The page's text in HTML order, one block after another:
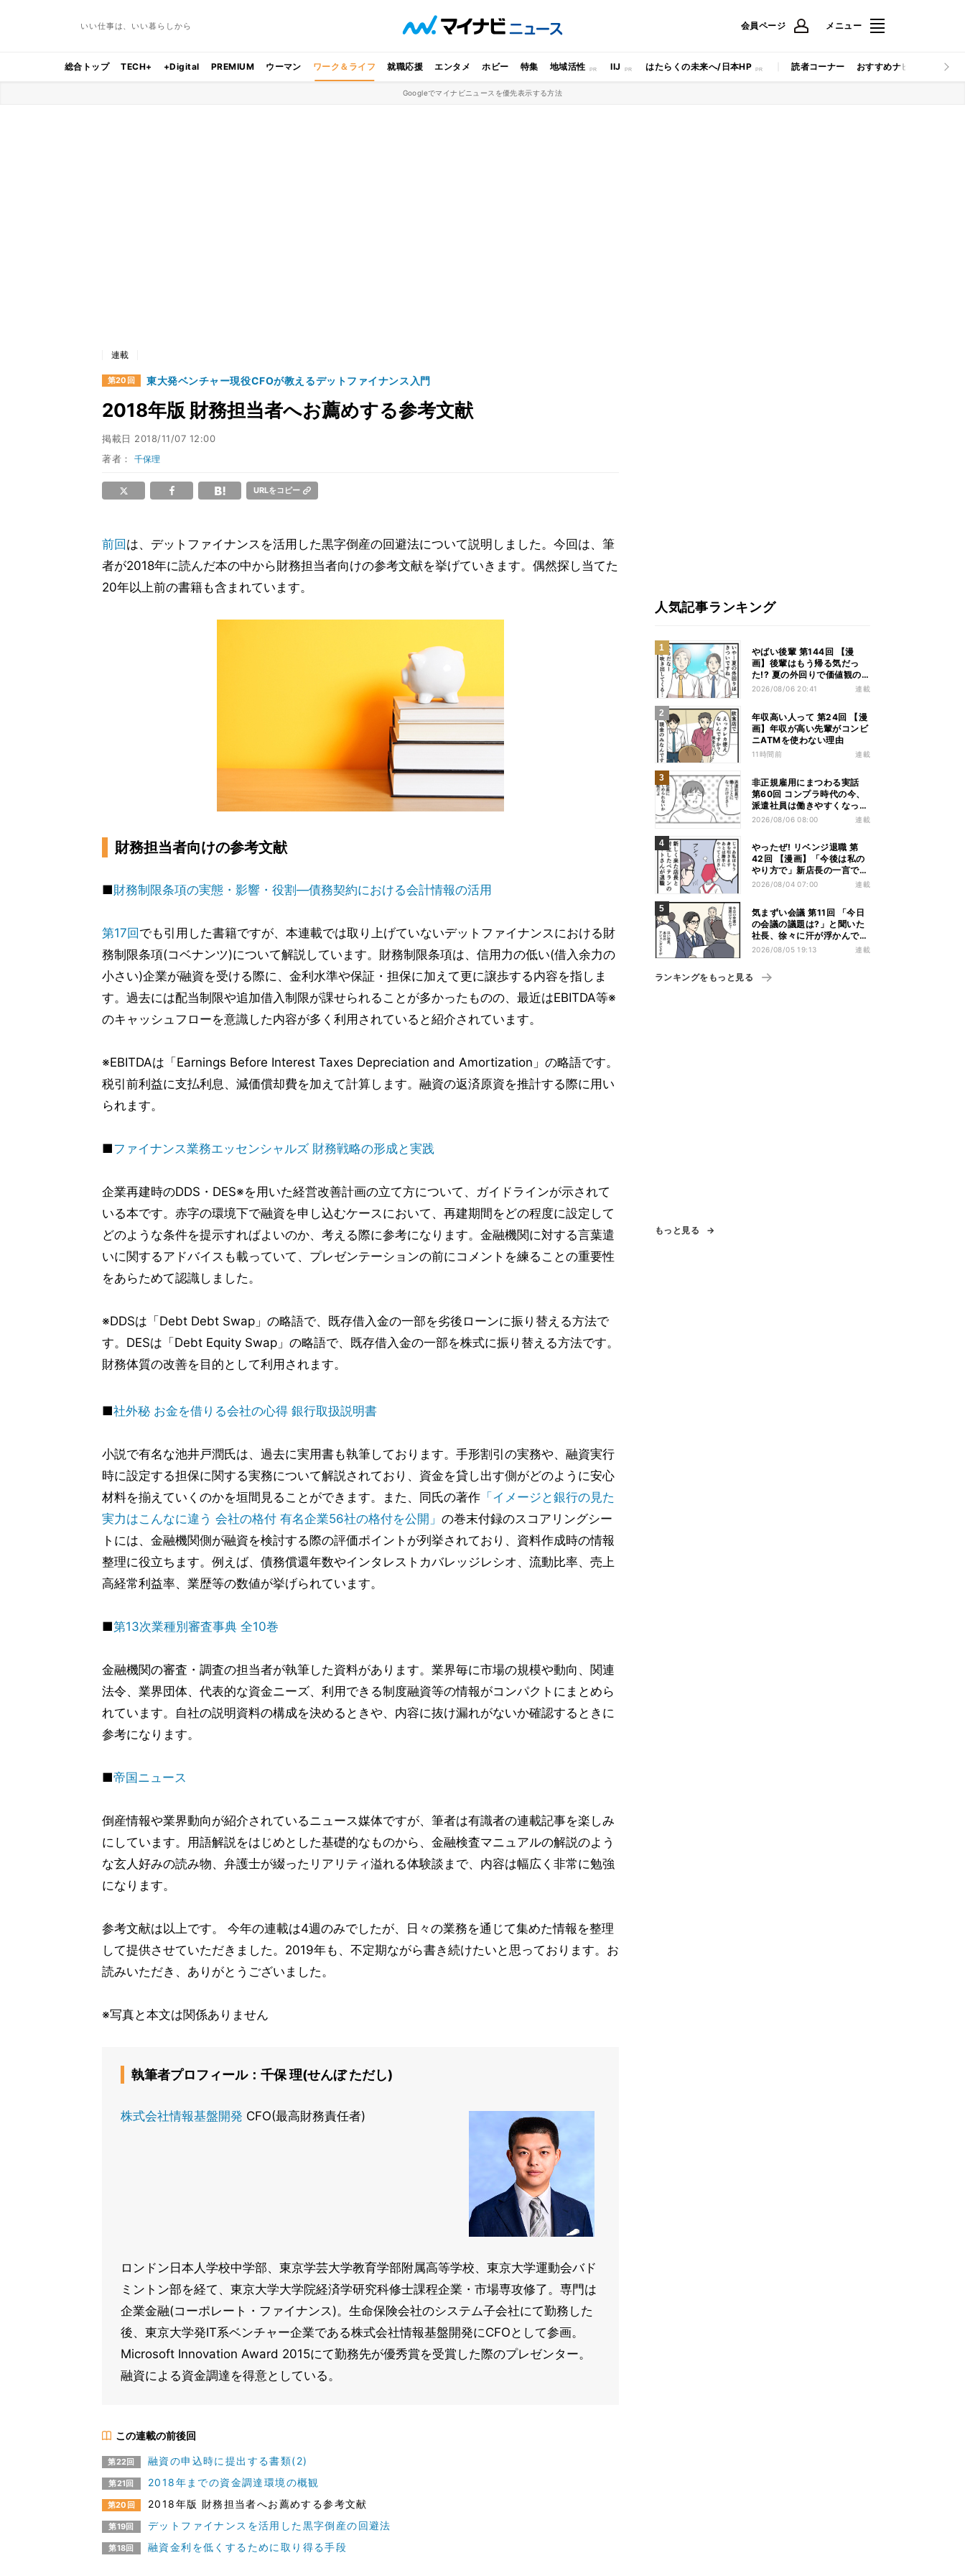
いい仕事は、いい暮らしから 会員ページ メニュー
総合トップ TECH+ +Digital PREMIUM ウーマン ワーク＆ライフ 就職応援 エンタメ ホビー 特集 地域活性 IIJ はたらくの未来へ/日本HP 読者コーナー おすすめナビ マイナビ
Googleでマイナビニュースを優先表示する方法
連載
第20回 東大発ベンチャー現役CFOが教えるデットファイナンス入門
2018年版 財務担当者へお薦めする参考文献
掲載日 2018/11/07 12:00
著者：千保理
URLをコピー
前回 は、デットファイナンスを活用した黒字倒産の回避法について説明しました。今回は、筆
者が2018年に読んだ本の中から財務担当者向けの参考文献を挙げていきます。偶然探し当てた
20年以上前の書籍も含まれています。
財務担当者向けの参考文献
■財務制限条項の実態・影響・役割―債務契約における会計情報の活用
第17回 でも引用した書籍ですが、本連載では取り上げていないデットファイナンスにおける財
務制限条項(コベナンツ)について解説しています。財務制限条項は、信用力の低い(借入余力の
小さい)企業が融資を受ける際に、金利水準や保証・担保に加えて更に譲歩する内容を指しま
す。過去には配当制限や追加借入制限が課せられることが多かったものの、最近はEBITDA等※
のキャッシュフローを意識した内容が多く利用されていると紹介されています。
※EBITDAは「Earnings Before Interest Taxes Depreciation and Amortization」の略語です。
税引前利益に支払利息、減価償却費を加えて計算します。融資の返済原資を推計する際に用い
られます。
■ファイナンス業務エッセンシャルズ 財務戦略の形成と実践
企業再建時のDDS・DES※を用いた経営改善計画の立て方について、ガイドラインが示されて
いる本です。赤字の環境下で融資を申し込むケースにおいて、再建期間をどの程度に設定して
どのような条件を提示すればよいのか、考える際に参考になります。金融機関に対する言葉遣
いに関するアドバイスも載っていて、プレゼンテーションの前にコメントを練ることの重要性
をあらためて認識しました。
※DDSは「Debt Debt Swap」の略語で、既存借入金の一部を劣後ローンに振り替える方法で
す。DESは「Debt Equity Swap」の略語で、既存借入金の一部を株式に振り替える方法です。
財務体質の改善を目的として利用されます。
■社外秘 お金を借りる会社の心得 銀行取扱説明書
小説で有名な池井戸潤氏は、過去に実用書も執筆しております。手形割引の実務や、融資実行
時に設定する担保に関する実務について解説されており、資金を貸し出す側がどのように安心
材料を揃えていくのかを垣間見ることができます。また、同氏の著作 「イメージと銀行の見た
実力はこんなに違う 会社の格付 有名企業56社の格付を公開」 の巻末付録のスコアリングシー
トには、金融機関側が融資を検討する際の評価ポイントが列挙されており、資料作成時の情報
整理に役立ちます。例えば、債務償還年数やインタレストカバレッジレシオ、流動比率、売上
高経常利益率、業歴等の数値が挙げられています。
■第13次業種別審査事典 全10巻
金融機関の審査・調査の担当者が執筆した資料があります。業界毎に市場の規模や動向、関連
法令、業界団体、代表的な資金ニーズ、利用できる制度融資等の情報がコンパクトにまとめら
れています。自社の説明資料の構成を決めるときや、内容に抜け漏れがないか確認するときに
参考になります。
■帝国ニュース
倒産情報や業界動向が紹介されているニュース媒体ですが、筆者は有識者の連載記事を楽しみ
にしています。用語解説をはじめとした基礎的なものから、金融検査マニュアルの解説のよう
な玄人好みの読み物、弁護士が綴ったリアリティ溢れる体験談まで、内容は幅広く非常に勉強
になります。
参考文献は以上です。 今年の連載は4週のみでしたが、日々の業務を通じて集めた情報を整理
して提供させていただきました。2019年も、不定期ながら書き続けたいと思っております。お
読みいただき、ありがとうございました。
※写真と本文は関係ありません
執筆者プロフィール：千保 理(せんぼ ただし)
株式会社情報基盤開発 CFO(最高財務責任者)
ロンドン日本人学校中学部、東京学芸大学教育学部附属高等学校、東京大学運動会バド
ミントン部を経て、東京大学大学院経済学研究科修士課程企業・市場専攻修了。専門は
企業金融(コーポレート・ファイナンス)。生命保険会社のシステム子会社にて勤務した
後、東京大学発IT系ベンチャー企業である株式会社情報基盤開発にCFOとして参画。
Microsoft Innovation Award 2015にて勤務先が優秀賞を受賞した際のプレゼンター。
融資による資金調達を得意としている。
この連載の前後回
第22回 融資の申込時に提出する書類(2)
第21回 2018年までの資金調達環境の概観
第20回 2018年版 財務担当者へお薦めする参考文献
第19回 デットファイナンスを活用した黒字倒産の回避法
第18回 融資金利を低くするために取り得る手段
人気記事ランキング
やばい後輩 第144回 【漫
画】後輩はもう帰る気だっ
た!? 夏の外回りで価値観の
違いを実感
2026/08/06 20:41 連載
年収高い人って 第24回 【漫
画】年収が高い先輩がコンビ
ニATMを使わない理由
11時間前 連載
非正規雇用にまつわる実話
第60回 コンプラ時代の今、
派遣社員は働きやすくなっ
た?
2026/08/06 08:00 連載
やったぜ! リベンジ退職 第
42回 【漫画】「今後は私の
やり方で」新店長の一言でベ
テラン退職→崩壊した現場
2026/08/04 07:00 連載
気まずい会議 第11回 「今日
の会議の議題は?」と聞いた
社長、徐々に汗が浮かんでき
た
2026/08/05 19:13 連載
ランキングをもっと見る
もっと見る